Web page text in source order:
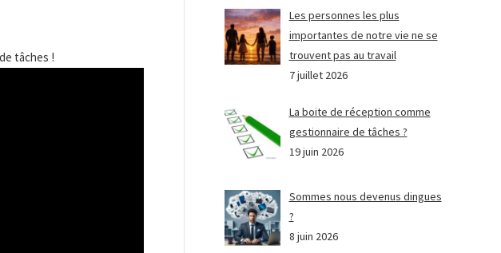
tâches !
Les personnes les plus
importantes de notre vie ne se
trouvent pas au travail
7 juillet 2026
La boite de réception comme
gestionnaire de tâches ?
19 juin 2026
Sommes nous devenus dingues
?
8 juin 2026